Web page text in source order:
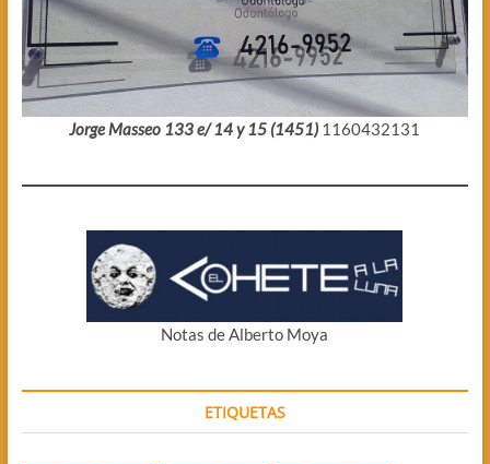
Jorge Masseo 133 e/ 14 y 15 (1451) 1160432131
Notas de Alberto Moya
ETIQUETAS